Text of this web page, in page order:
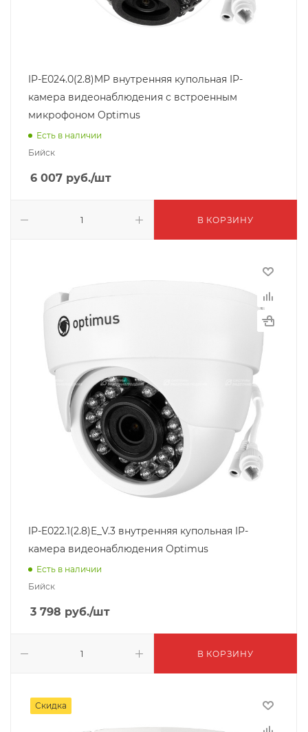
IP-E024.0(2.8)MP внутренняя купольная IP-
камера видеонаблюдения с встроенным
микрофоном Optimus
Есть в наличии
Бийск
6 007 руб./шт
В КОРЗИНУ
IP-E022.1(2.8)E_V.3 внутренняя купольная IP-
камера видеонаблюдения Optimus
Есть в наличии
Бийск
3 798 руб./шт
В КОРЗИНУ
Скидка